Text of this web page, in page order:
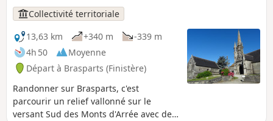
dense. Ce circuit présente un bel
aperçu de cette commune rurale. Son
patrimoine religieux est bien connu
comme l'Église Notre-Dame et Saint-
Tugen et son ossuaire du XVIe siècle
connu pour sa statue de l'Ankou tenant
un javelot avec l'inscription « Je vous tue
tous ».
Collectivité territoriale
13,63 km
+340 m
-339 m
4h 50
Moyenne
Départ à Brasparts (Finistère)
Randonner sur Brasparts, c'est
parcourir un relief vallonné sur le
versant Sud des Monts d'Arrée avec des